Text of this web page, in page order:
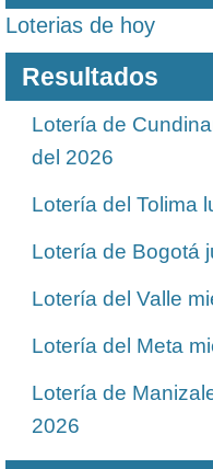
Loterias de hoy
Resultados
Lotería de
del 2026
Lotería del Tolima
Lotería de Bogotá
Lotería del Valle
Lotería del Meta
Lotería de
2026